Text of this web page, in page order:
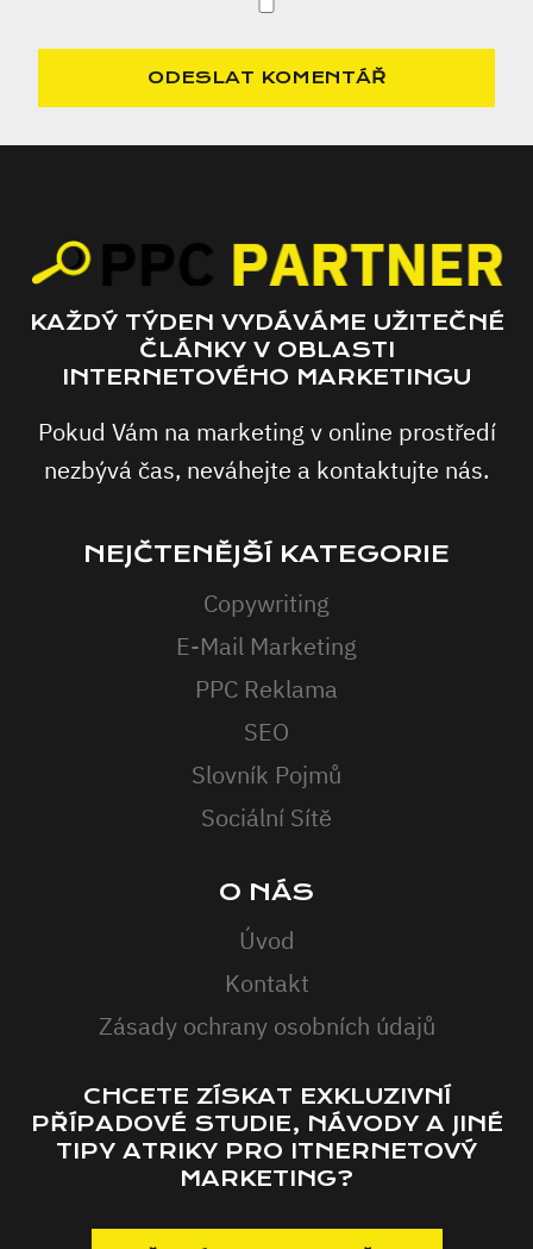
KAŽDÝ TÝDEN VYDÁVÁME UŽITEČNÉ
ČLÁNKY V OBLASTI
INTERNETOVÉHO MARKETINGU
Pokud Vám na marketing v online prostředí
nezbývá čas, neváhejte a kontaktujte nás.
NEJČTENĚJŠÍ KATEGORIE
Copywriting
E-Mail Marketing
PPC Reklama
SEO
Slovník Pojmů
Sociální Sítě
O NÁS
Úvod
Kontakt
Zásady ochrany osobních údajů
CHCETE ZÍSKAT EXKLUZIVNÍ
PŘÍPADOVÉ STUDIE, NÁVODY A JINÉ
TIPY ATRIKY PRO ITNERNETOVÝ
MARKETING?